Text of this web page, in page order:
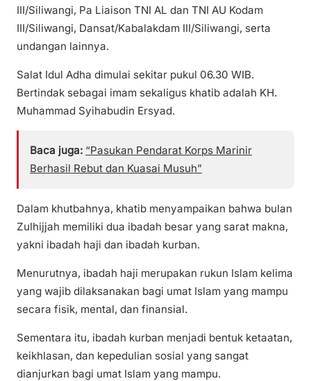
III/Siliwangi, Pa Liaison TNI AL dan TNI AU Kodam
III/Siliwangi, Dansat/Kabalakdam III/Siliwangi, serta
undangan lainnya.
Salat Idul Adha dimulai sekitar pukul 06.30 WIB.
Bertindak sebagai imam sekaligus khatib adalah KH.
Muhammad Syihabudin Ersyad.
Baca juga: “Pasukan Pendarat Korps Marinir
Berhasil Rebut dan Kuasai Musuh”
Dalam khutbahnya, khatib menyampaikan bahwa bulan
Zulhijjah memiliki dua ibadah besar yang sarat makna,
yakni ibadah haji dan ibadah kurban.
Menurutnya, ibadah haji merupakan rukun Islam kelima
yang wajib dilaksanakan bagi umat Islam yang mampu
secara fisik, mental, dan finansial.
Sementara itu, ibadah kurban menjadi bentuk ketaatan,
keikhlasan, dan kepedulian sosial yang sangat
dianjurkan bagi umat Islam yang mampu.